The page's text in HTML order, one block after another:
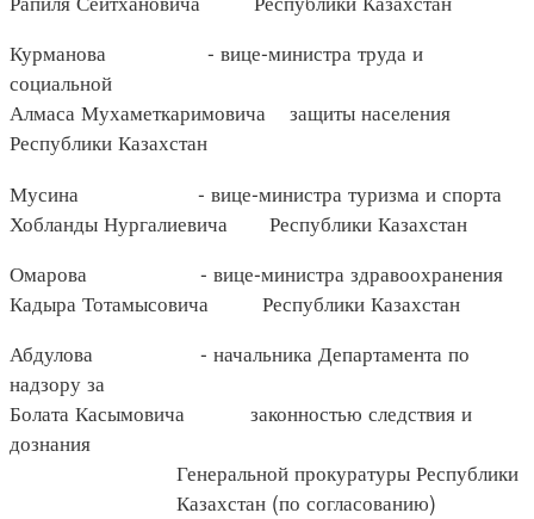
Курманова - вице-министра труда и
социальной
Алмаса Мухаметкаримовича защиты населения
Республики Казахстан
Мусина - вице-министра туризма и спорта
Хобланды Нургалиевича Республики Казахстан
Омарова - вице-министра здравоохранения
Кадыра Тотамысовича Республики Казахстан
Абдулова - начальника Департамента по
надзору за
Болата Касымовича законностью следствия и
дознания
Генеральной прокуратуры Республики
Казахстан (по согласованию)